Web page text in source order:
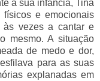
a sua infância, Tina
e emocionais
às vezes a cantar e
mesmo. A situação
de medo e dor,
para as suas
explanadas em